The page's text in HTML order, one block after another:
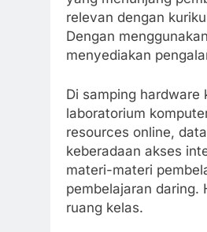
relevan dengan
Dengan
menyediakan
Di samping hardware
laboratorium
resources online,
keberadaan akses
materi-materi
pembelajaran daring.
ruang kelas.